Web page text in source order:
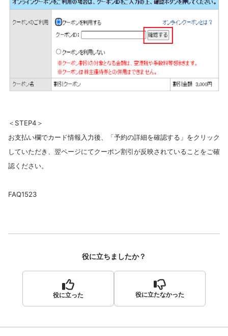
＜STEP4＞
お支払い欄でカード情報入力後、「予約の詳細を確認する」をクリック
していただき、翌ページにてクーポン割引が反映されていることをご確
認ください。
FAQ1523
役に立ちましたか？
役に立った 役に立たなかった